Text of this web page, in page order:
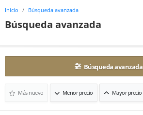
Inicio Búsqueda avanzada
Búsqueda avanzada
Búsqueda avanzada
Más nuevo Menor precio Mayor precio